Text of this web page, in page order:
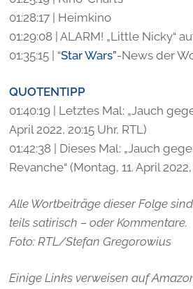
01:28:17 | Heimkino
01:29:08 | ALARM! „Little Nicky“
01:35:15 | “Star Wars”-News der
QUOTENTIPP
01:40:19 | Letztes Mal: „Jauch
April 2022, 20:15 Uhr, RTL)
01:42:38 | Dieses Mal: „Jauch
Revanche“ (Montag, 11. April
Alle Wortbeiträge dieser Folge
teils satirisch – oder Kommentare.
Foto: RTL/Stefan Gregorowius
Einige Links verweisen auf